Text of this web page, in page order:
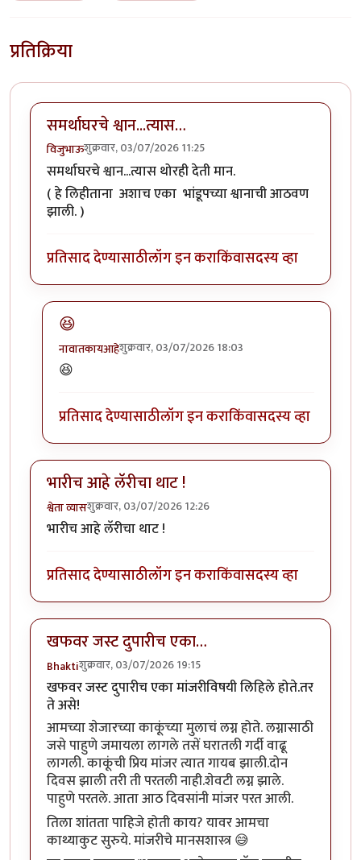
प्रतिक्रिया
समर्थाघरचे श्वान...त्यास…
विजुभाऊशुक्रवार, 03/07/2026 11:25
समर्थाघरचे श्वान...त्यास थोरही देती मान.
( हे लिहीताना अशाच एका भांडूपच्या श्वानाची आठवण
झाली. )
प्रतिसाद देण्यासाठीलॉग इन कराकिंवासदस्य व्हा
😆
नावातकायआहेशुक्रवार, 03/07/2026 18:03
In reply to
😆
प्रतिसाद देण्यासाठीलॉग इन कराकिंवासदस्य व्हा
भारीच आहे लॅरीचा थाट !
श्वेता व्यासशुक्रवार, 03/07/2026 12:26
भारीच आहे लॅरीचा थाट !
प्रतिसाद देण्यासाठीलॉग इन कराकिंवासदस्य व्हा
खफवर जस्ट दुपारीच एका…
Bhaktiशुक्रवार, 03/07/2026 19:15
खफवर जस्ट दुपारीच एका मांजरीविषयी लिहिले होते.तर
ते असे!
आमच्या शेजारच्या काकूंच्या मुलाचं लग्न होते. लग्नासाठी
जसे पाहुणे जमायला लागले तसें घरातली गर्दी वाढू
लागली. काकूंची प्रिय मांजर त्यात गायब झाली.दोन
दिवस झाली तरी ती परतली नाही.शेवटी लग्न झाले.
पाहुणे परतले. आता आठ दिवसांनी मांजर परत आली.
तिला शांतता पाहिजे होती काय? यावर आमचा
काथ्याकुट सुरुये. मांजरीचे मानसशास्त्र 😅